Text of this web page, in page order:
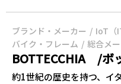
ブランド・メーカー IoT（
バイク・フレーム
総合メ
BOTTECCHIA /ボ
約1世紀の歴史を持つ、イ